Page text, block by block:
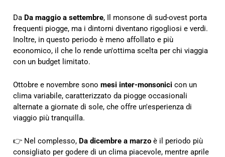
Da Da maggio a settembre, Il monsone di sud-ovest porta
frequenti piogge, ma i dintorni diventano rigogliosi e verdi.
Inoltre, in questo periodo è meno affollato e più
economico, il che lo rende un'ottima scelta per chi viaggia
con un budget limitato.
Ottobre e novembre sono mesi inter-monsonici con un
clima variabile, caratterizzato da piogge occasionali
alternate a giornate di sole, che offre un'esperienza di
viaggio più tranquilla.
👉 Nel complesso, Da dicembre a marzo è il periodo più
consigliato per godere di un clima piacevole, mentre aprile